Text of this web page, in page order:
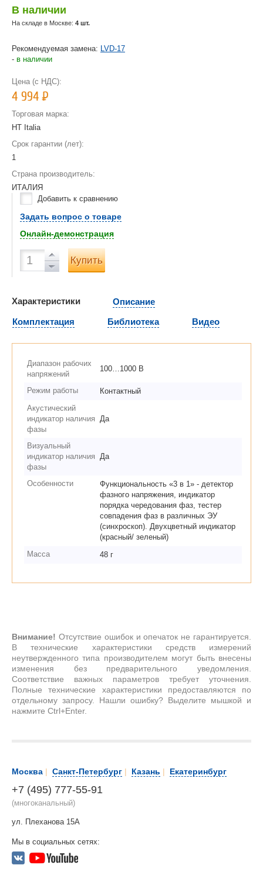
В наличии
На складе в Москве: 4 шт.
Рекомендуемая замена: LVD-17
- в наличии
Цена (с НДС):
4 994Р
Торговая марка:
HT Italia
Срок гарантии (лет):
1
Страна производитель:
ИТАЛИЯ
Добавить к сравнению
Задать вопрос о товаре
Онлайн-демонстрация
Купить
Характеристики
Описание
Комплектация
Библиотека Видео
Диапазон рабочих
напряжений
100…1000 В
Режим работы
Контактный
Акустический
индикатор наличия
фазы
Да
Визуальный
индикатор наличия
фазы
Да
Особенности
Функциональность «3 в 1» - детектор
фазного напряжения, индикатор
порядка чередования фаз, тестер
совпадения фаз в различных ЭУ
(синхроскоп). Двухцветный индикатор
(красный/ зеленый)
Масса
48 г
Внимание! Отсутствие ошибок и опечаток не гарантируется.
В технические характеристики средств измерений
неутвержденного типа производителем могут быть внесены
изменения без предварительного уведомления.
Соответствие важных параметров требует уточнения.
Полные технические характеристики предоставляются по
отдельному запросу. Нашли ошибку? Выделите мышкой и
нажмите Ctrl+Enter.
Москва | Санкт-Петербург | Казань | Екатеринбург
+7 (495) 777-55-91
(многоканальный)
ул. Плеханова 15А
Мы в социальных сетях: